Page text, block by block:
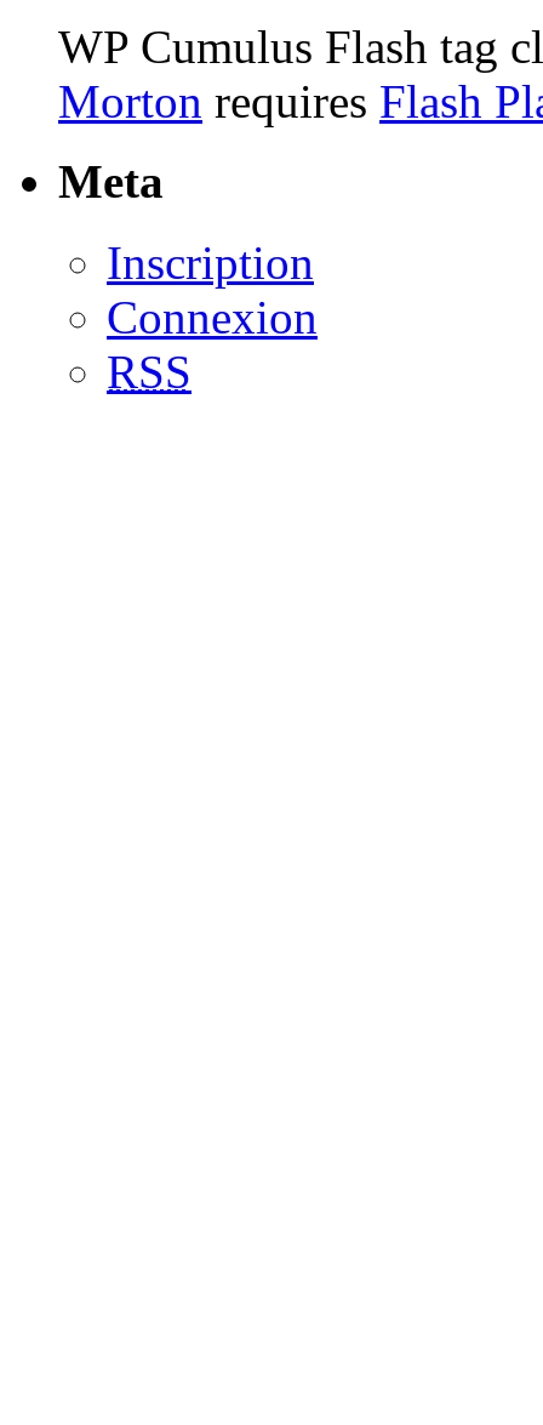
WP Cumulus Flash tag
Morton requires Flash
Meta
Inscription
Connexion
RSS